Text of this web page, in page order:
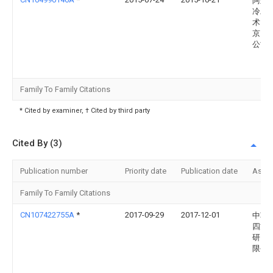
冷工
术（
京）
公司
Family To Family Citations
* Cited by examiner, † Cited by third party
Cited By (3)
Publication number Priority date Publication date
Family To Family Citations
CN107422755A * 2017-09-29 2017-12-01
中车
四方
研究
限公